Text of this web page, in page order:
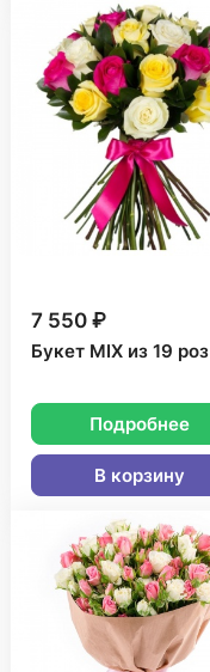
7 550 ₽
Букет MIX из 19 роз
Подробнее
В корзину